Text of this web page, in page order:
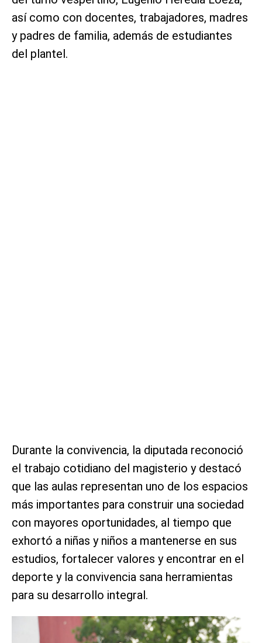
así como con docentes, trabajadores, madres
y padres de familia, además de estudiantes
del plantel.
Durante la convivencia, la diputada reconoció
el trabajo cotidiano del magisterio y destacó
que las aulas representan uno de los espacios
más importantes para construir una sociedad
con mayores oportunidades, al tiempo que
exhortó a niñas y niños a mantenerse en sus
estudios, fortalecer valores y encontrar en el
deporte y la convivencia sana herramientas
para su desarrollo integral.